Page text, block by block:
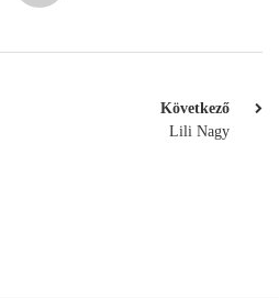
Következő
Lili Nagy